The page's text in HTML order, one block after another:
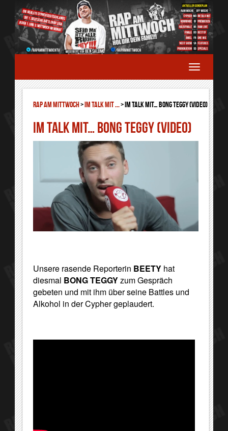
RAP AM MITTWOCH>Im Talk mit ...>Im Talk mit… Bong Teggy (Video)
Im Talk mit… Bong Teggy (Video)
Unsere rasende Reporterin BEETY hat
diesmal BONG TEGGYzum Gespräch
gebeten und mit ihm über seine Battles und
Alkohol in der Cypher geplaudert.